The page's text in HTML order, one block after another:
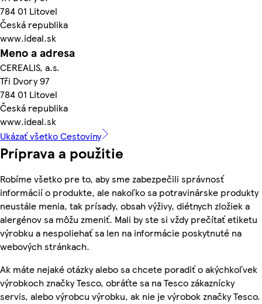
784 01 Litovel
Česká republika
www.ideal.sk
Meno a adresa
CEREALIS, a.s.
Tři Dvory 97
784 01 Litovel
Česká republika
www.ideal.sk
Ukázať všetko Cestoviny
Príprava a použitie
Robíme všetko pre to, aby sme zabezpečili správnosť
informácií o produkte, ale nakoľko sa potravinárske produkty
neustále menia, tak prísady, obsah výživy, diétnych zložiek a
alergénov sa môžu zmeniť. Mali by ste si vždy prečítať etiketu
výrobku a nespoliehať sa len na informácie poskytnuté na
webových stránkach.
Ak máte nejaké otázky alebo sa chcete poradiť o akýchkoľvek
výrobkoch značky Tesco, obráťte sa na Tesco zákaznícky
servis, alebo výrobcu výrobku, ak nie je výrobok značky Tesco.